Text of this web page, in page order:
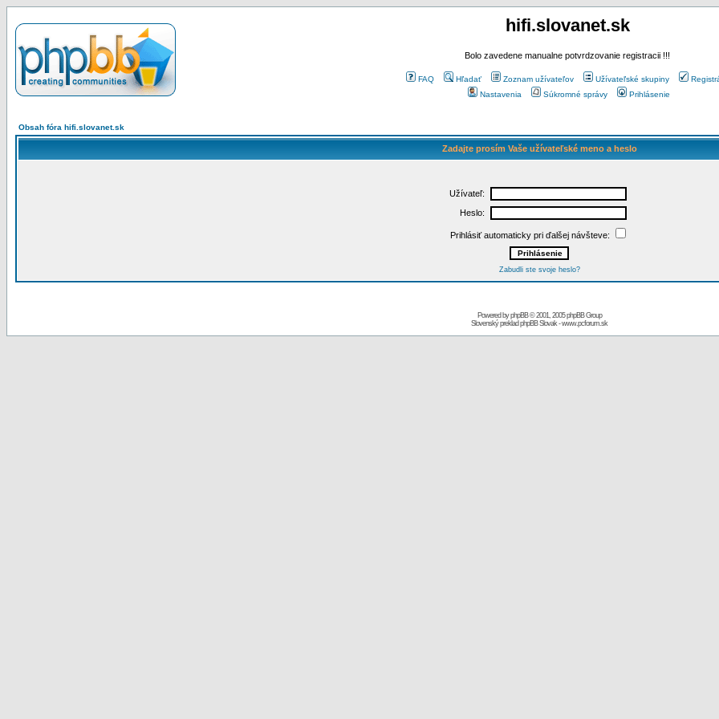
hifi.slovanet.sk
Bolo zavedene manualne potvrdzovanie registracii !!!
FAQ Hľadať Zoznam užívateľov Užívateľské skupiny
Nastavenia
Súkromné správy Prihlásenie
Obsah fóra hifi.slovanet.sk
Zadajte prosím Vaše užívateľské meno a heslo
Užívateľ:
Heslo:
Prihlásiť automaticky pri ďalšej návšteve:
Zabudli ste svoje heslo?
Powered byphpBB© 2001, 2005 phpBB Group
Slovenský preklad phpBB Slovak-www.pcforum.sk